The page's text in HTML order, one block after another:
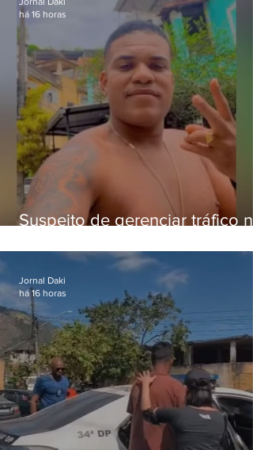
Suspeito de gerenciar tráfico na
foragido
há 16 horas
Jornal Daki
há 16 horas